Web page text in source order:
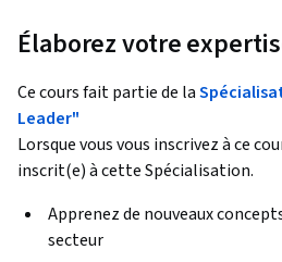
Élaborez votre
Ce cours fait partie de la
Leader"
Lorsque vous vous inscrivez à ce
inscrit(e) à cette Spécialisation.
Apprenez de nouveaux
secteur